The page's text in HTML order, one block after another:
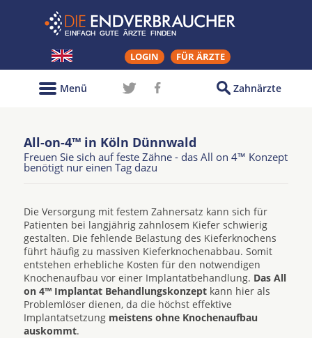
LOGIN FÜR ÄRZTE
Zahnärzte
Menü
All-on-4™ in Köln Dünnwald
Freuen Sie sich auf feste Zähne - das All on 4™ Konzept
benötigt nur einen Tag dazu
Die Versorgung mit festem Zahnersatz kann sich für
Patienten bei langjährig zahnlosem Kiefer schwierig
gestalten. Die fehlende Belastung des Kieferknochens
führt häufig zu massiven Kieferknochenabbau. Somit
entstehen erhebliche Kosten für den notwendigen
Knochenaufbau vor einer Implantatbehandlung. Das All
on 4™ Implantat Behandlungskonzept kann hier als
Problemlöser dienen, da die höchst effektive
Implantatsetzung meistens ohne Knochenaufbau
auskommt.